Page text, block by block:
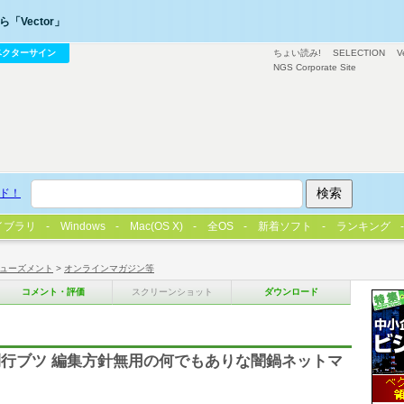
ーズメント > オンラインマガジン等
コメント・評価 スクリーンショット ダウンロード
ブツ 編集方針無用の何でもありな闇鍋ネットマ
ちょい読み! SELECTION
NGS Corporate Site
「Vector」
クターサイン
！
ブラリ Windows Mac(OS X) 全OS 新着ソフト ランキング